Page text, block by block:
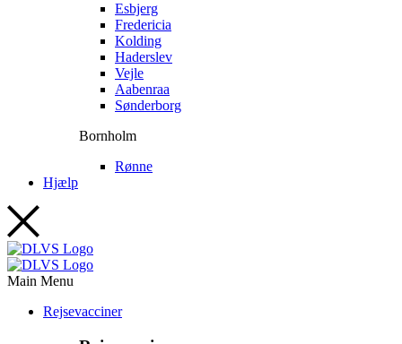
Esbjerg
Fredericia
Kolding
Haderslev
Vejle
Aabenraa
Sønderborg
Bornholm
Rønne
Hjælp
Main Menu
Rejsevacciner